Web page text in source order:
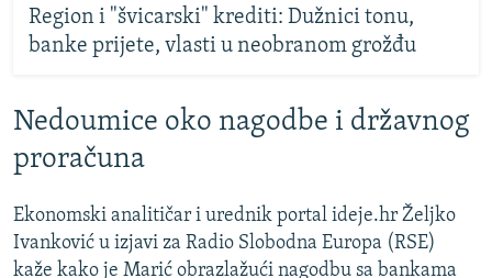
Region i "švicarski" krediti: Dužnici tonu,
banke prijete, vlasti u neobranom grožđu
Nedoumice oko nagodbe i državnog
proračuna
Ekonomski analitičar i urednik portal ideje.hr Željko
Ivanković u izjavi za Radio Slobodna Europa (RSE)
kaže kako je Marić obrazlažući nagodbu sa bankama